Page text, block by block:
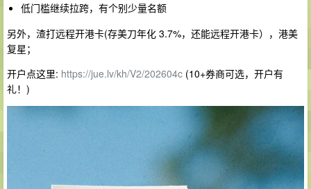
低门槛继续拉跨，有个别少量名额
另外，渣打远程开港卡(存美刀年化 3.7%，还能远程开港卡），港美
复星；
开户点这里: https://jue.lv/kh/V2/202604c (10+券商可选，开户有
礼！)